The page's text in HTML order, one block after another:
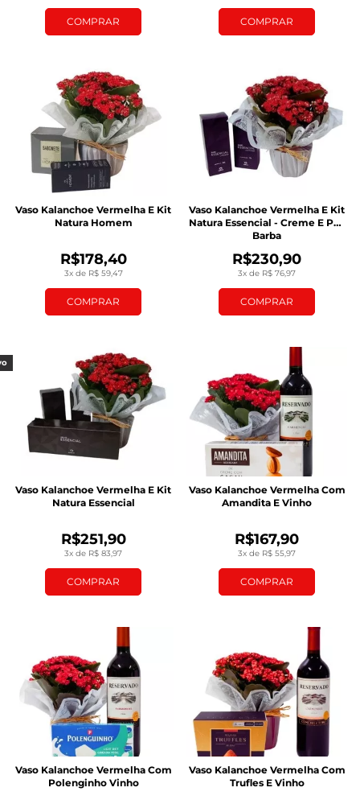
COMPRAR COMPRAR
COMPRAR
3x de R$ 59,47
R$178,40
Vaso Kalanchoe Vermelha E Kit
Natura Homem
COMPRAR
3x de R$ 76,97
R$230,90
Vaso Kalanchoe Vermelha E Kit
Natura Essencial - Creme E Pós
Barba
COMPRAR
3x de R$ 83,97
R$251,90
Vaso Kalanchoe Vermelha E Kit
Natura Essencial
COMPRAR
3x de R$ 55,97
R$167,90
Vaso Kalanchoe Vermelha Com
Amandita E Vinho
Vaso Kalanchoe Vermelha Com
Polenginho Vinho
Vaso Kalanchoe Vermelha Com
Trufles E Vinho